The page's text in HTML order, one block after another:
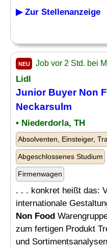
▶ Zur Stellenanzeige
NEU Job vor 2 Std. bei
Lidl
Junior Buyer Non
Neckarsulm
• Niederdorla, TH
Absolventen, Einsteiger,
Abgeschlossenes Studium
Firmenwagen
. . . konkret heißt das:
internationale
Non Food
zum fertigen Produkt
und